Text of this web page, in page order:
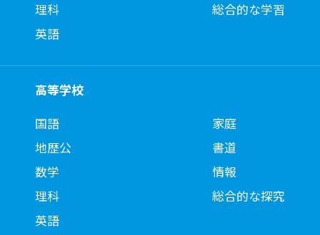
理科
英語
総合的な学習
高等学校
国語
地歴公
数学
理科
英語
家庭
書道
情報
総合的な探究